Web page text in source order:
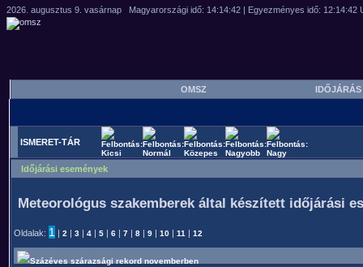
OMSZ
ISMERET-TÁR
Időjárási események
Meteorológus szakemberek által készített időjárási
Oldalak: 1 2 3 4 5 6 7 8 9 10 11 12
Százéves szárazsági rekord novemberben